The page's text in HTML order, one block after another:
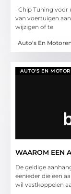
Chip Tuning voor
van voertuigen
wijzigen of te
Auto's En
AUTO'S EN
WAAROM EEN
De geldige
eenieder die een
wil vastkoppelen